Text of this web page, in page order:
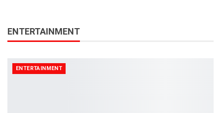
ENTERTAINMENT
ENTERTAINMENT